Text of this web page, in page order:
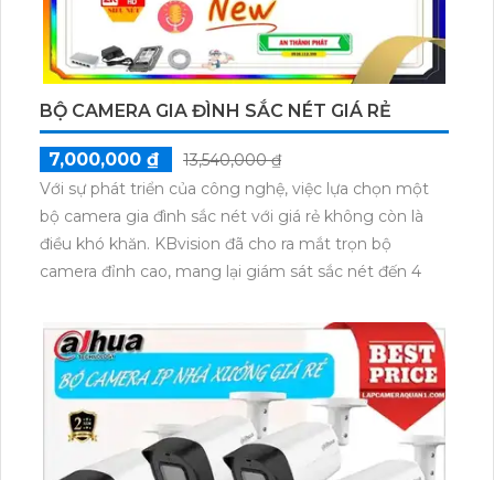
BỘ CAMERA GIA ĐÌNH SẮC NÉT GIÁ RẺ
7,000,000 ₫
13,540,000 ₫
Với sự phát triển của công nghệ, việc lựa chọn một
bộ camera gia đình sắc nét với giá rẻ không còn là
điều khó khăn. KBvision đã cho ra mắt trọn bộ
camera đỉnh cao, mang lại giám sát sắc nét đến 4